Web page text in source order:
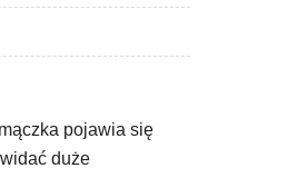
pojawia się
duże